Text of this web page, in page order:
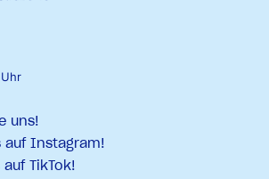
uns!
auf Instagram!
TikTok!